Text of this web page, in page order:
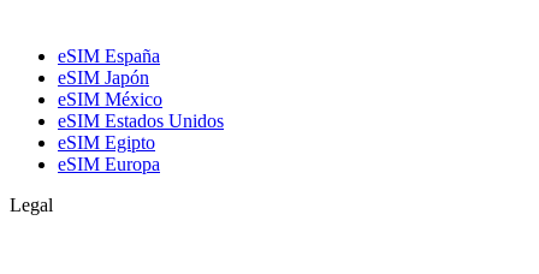
eSIM España
eSIM Japón
eSIM México
eSIM Estados Unidos
eSIM Egipto
eSIM Europa
Legal